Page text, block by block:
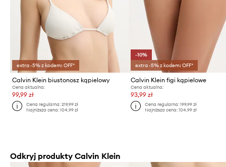
extra -5% z kodem: OFF*
Calvin Klein biustonosz kąpielowy
Cena aktualna:
99,99 zł
Cena regularna:219,99 zł
Najniższa cena:104,99 zł
-10%
extra -5% z kodem: OFF*
Calvin Klein figi kąpielowe
Cena aktualna:
93,99 zł
Cena regularna: 199,99 zł
Najniższa cena: 104,99 zł
Odkryj produkty Calvin Klein